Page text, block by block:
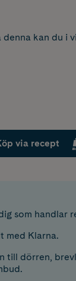
kan du i
via recept
som handlar
med Klarna.
till dörren,